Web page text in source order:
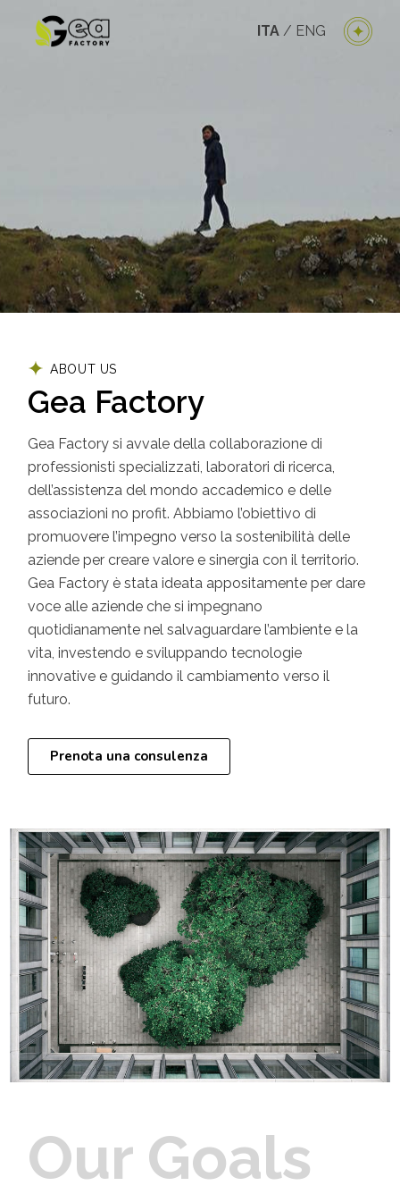
ITA/ ENG
ABOUT US
Gea Factory
Gea Factory si avvale della collaborazione di
professionisti specializzati, laboratori di ricerca,
dell’assistenza del mondo accademico e delle
associazioni no profit. Abbiamo l’obiettivo di
promuovere l’impegno verso la sostenibilità delle
aziende per creare valore e sinergia con il territorio.
Gea Factory è stata ideata appositamente per dare
voce alle aziende che si impegnano
quotidianamente nel salvaguardare l’ambiente e la
vita, investendo e sviluppando tecnologie
innovative e guidando il cambiamento verso il
futuro.
Prenota una consulenza
Our Goals